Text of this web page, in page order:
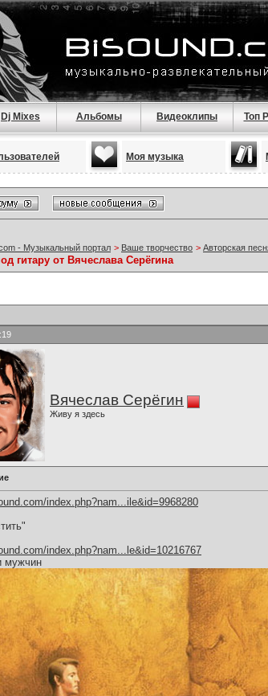
Dj Mixes Альбомы Видеоклипы Топ
Моя музыка
- Музыкальный портал > Ваше творчество > Авторская
гитару от Вячеслава Серёгина
Вячеслав Серёгин
Живу я здесь
index.php?nam...ile&id=9968280
index.php?nam...le&id=10216767
мужчин